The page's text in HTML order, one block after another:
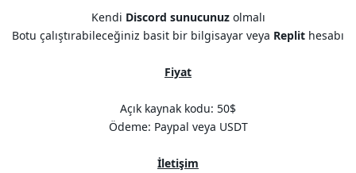
Kendi Discord sunucunuzolmalı
Botu çalıştırabileceğiniz basit bir bilgisayar veya Replit hesabı
Fiyat
Açık kaynak kodu: 50$
Ödeme: Paypal veya USDT
İletişim